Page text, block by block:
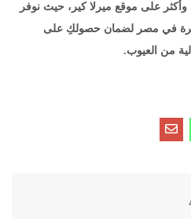
على موقع ميرلا كير، حيث نوفر
في مصر لضمان حصولكِ على
من العيوب.